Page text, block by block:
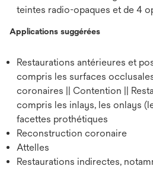
teintes radio-opaques et de 4
Applications suggérées
Restaurations antérieures et
compris les surfaces
coronaires || Contention ||
compris les inlays, les onlays
facettes prothétiques
Reconstruction coronaire
Attelles
Restaurations indirectes,